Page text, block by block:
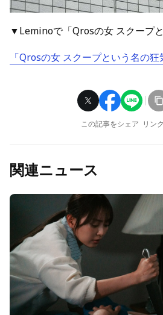
▼Leminoで「Qrosの女 スクープ
「Qrosの女 スクープという名の
この記事をシェア リン
関連ニュース